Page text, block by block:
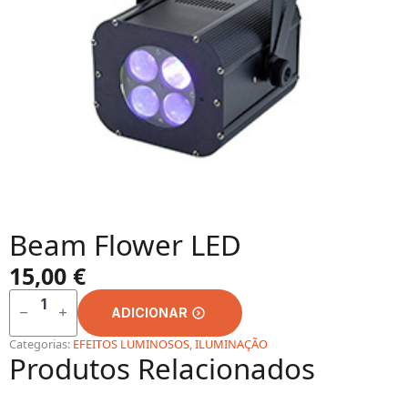
Beam Flower LED
15,00 €
QUANTIDADE
BEAM
LED
ADICIONAR
Categorias: EFEITOS LUMINOSOS,ILUMINAÇÃO
Produtos Relacionados